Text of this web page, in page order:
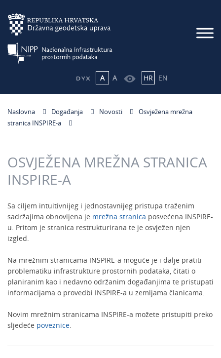
A A HR EN
Naslovna Događanja Novosti
Osvježena mrežna
stranica INSPIRE-a
OSVJEŽENA MREŽNA STRANICA
INSPIRE-A
Sa ciljem intuitivnijeg i jednostavnijeg pristupa traženim
sadržajima obnovljena je mrežna stranica posvećena INSPIRE-
u. Pritom je stranica restrukturirana te je osvježen njen
izgled.
Na mrežnim stranicama INSPIRE-a moguće je i dalje pratiti
problematiku infrastrukture prostornih podataka, čitati o
planiranim kao i nedavno održanim događanjima te pristupati
informacijama o provedbi INSPIRE-a u zemljama članicama.
Novim mrežnim stranicama INSPIRE-a možete pristupiti preko
sljedeće poveznice.